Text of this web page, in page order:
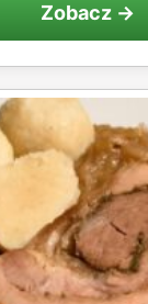
Zobacz →